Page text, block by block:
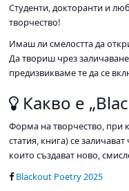
Студенти, докторанти и
творчество!
Имаш ли смелостта да
Да твориш чрез
предизвикваме те да се
Какво е
Форма на творчество, при
статия, книга) се
които създават ново,
Blackout Poetry 2025